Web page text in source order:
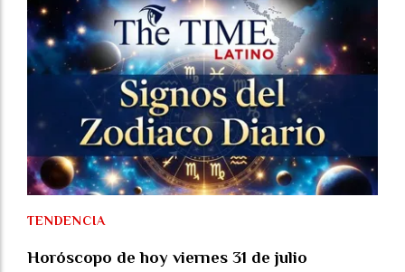
Horóscopo de hoy viernes 31 de julio
TENDENCIA